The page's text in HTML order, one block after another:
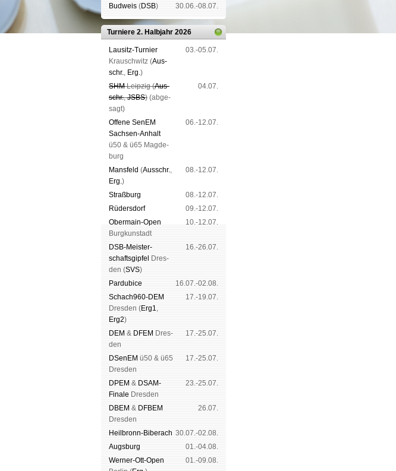
Bud­weis (DSB) 30.06.-08.07.
Turniere 2. Halbjahr 2026
Lau­sitz-Tur­nier
Krausch­witz (Aus­
schr., Erg.)
03.-05.07.
SHMLeip­zig (Aus­
schr.,JSBS) (ab­ge­
sagt)
04.07.
Offene SenEM
Sach­sen-An­halt
ü50 & ü65 Mag­de­
burg
06.-12.07.
Mans­feld (Aus­schr.,
Erg.)
08.-12.07.
Straß­burg
08.-12.07.
Rüders­dorf
09.-12.07.
Ober­main-Open
Burg­kun­stadt
10.-12.07.
DSB-Meister­
schafts­gipfel
Dres­
den (SVS)
16.-26.07.
Pardu­bice
16.07.-02.08.
Schach960-DEM
Dres­den (Erg1,
Erg2)
17.-19.07.
DEM & DFEM Dres­
den
17.-25.07.
DSenEM ü50 & ü65
Dres­den
17.-25.07.
DPEM & DSAM-
Finale Dres­den
23.-25.07.
DBEM & DFBEM
Dres­den
26.07.
Heil­bronn-Bi­ber­ach 30.07.-02.08.
Augs­burg
01.-04.08.
Werner-Ott-Open
01.-09.08.